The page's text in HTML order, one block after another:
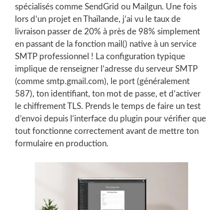
spécialisés comme SendGrid ou Mailgun. Une fois
lors d’un projet en Thaïlande, j’ai vu le taux de
livraison passer de 20% à près de 98% simplement
en passant de la fonction mail() native à un service
SMTP professionnel ! La configuration typique
implique de renseigner l’adresse du serveur SMTP
(comme smtp.gmail.com), le port (généralement
587), ton identifiant, ton mot de passe, et d’activer
le chiffrement TLS. Prends le temps de faire un test
d’envoi depuis l’interface du plugin pour vérifier que
tout fonctionne correctement avant de mettre ton
formulaire en production.